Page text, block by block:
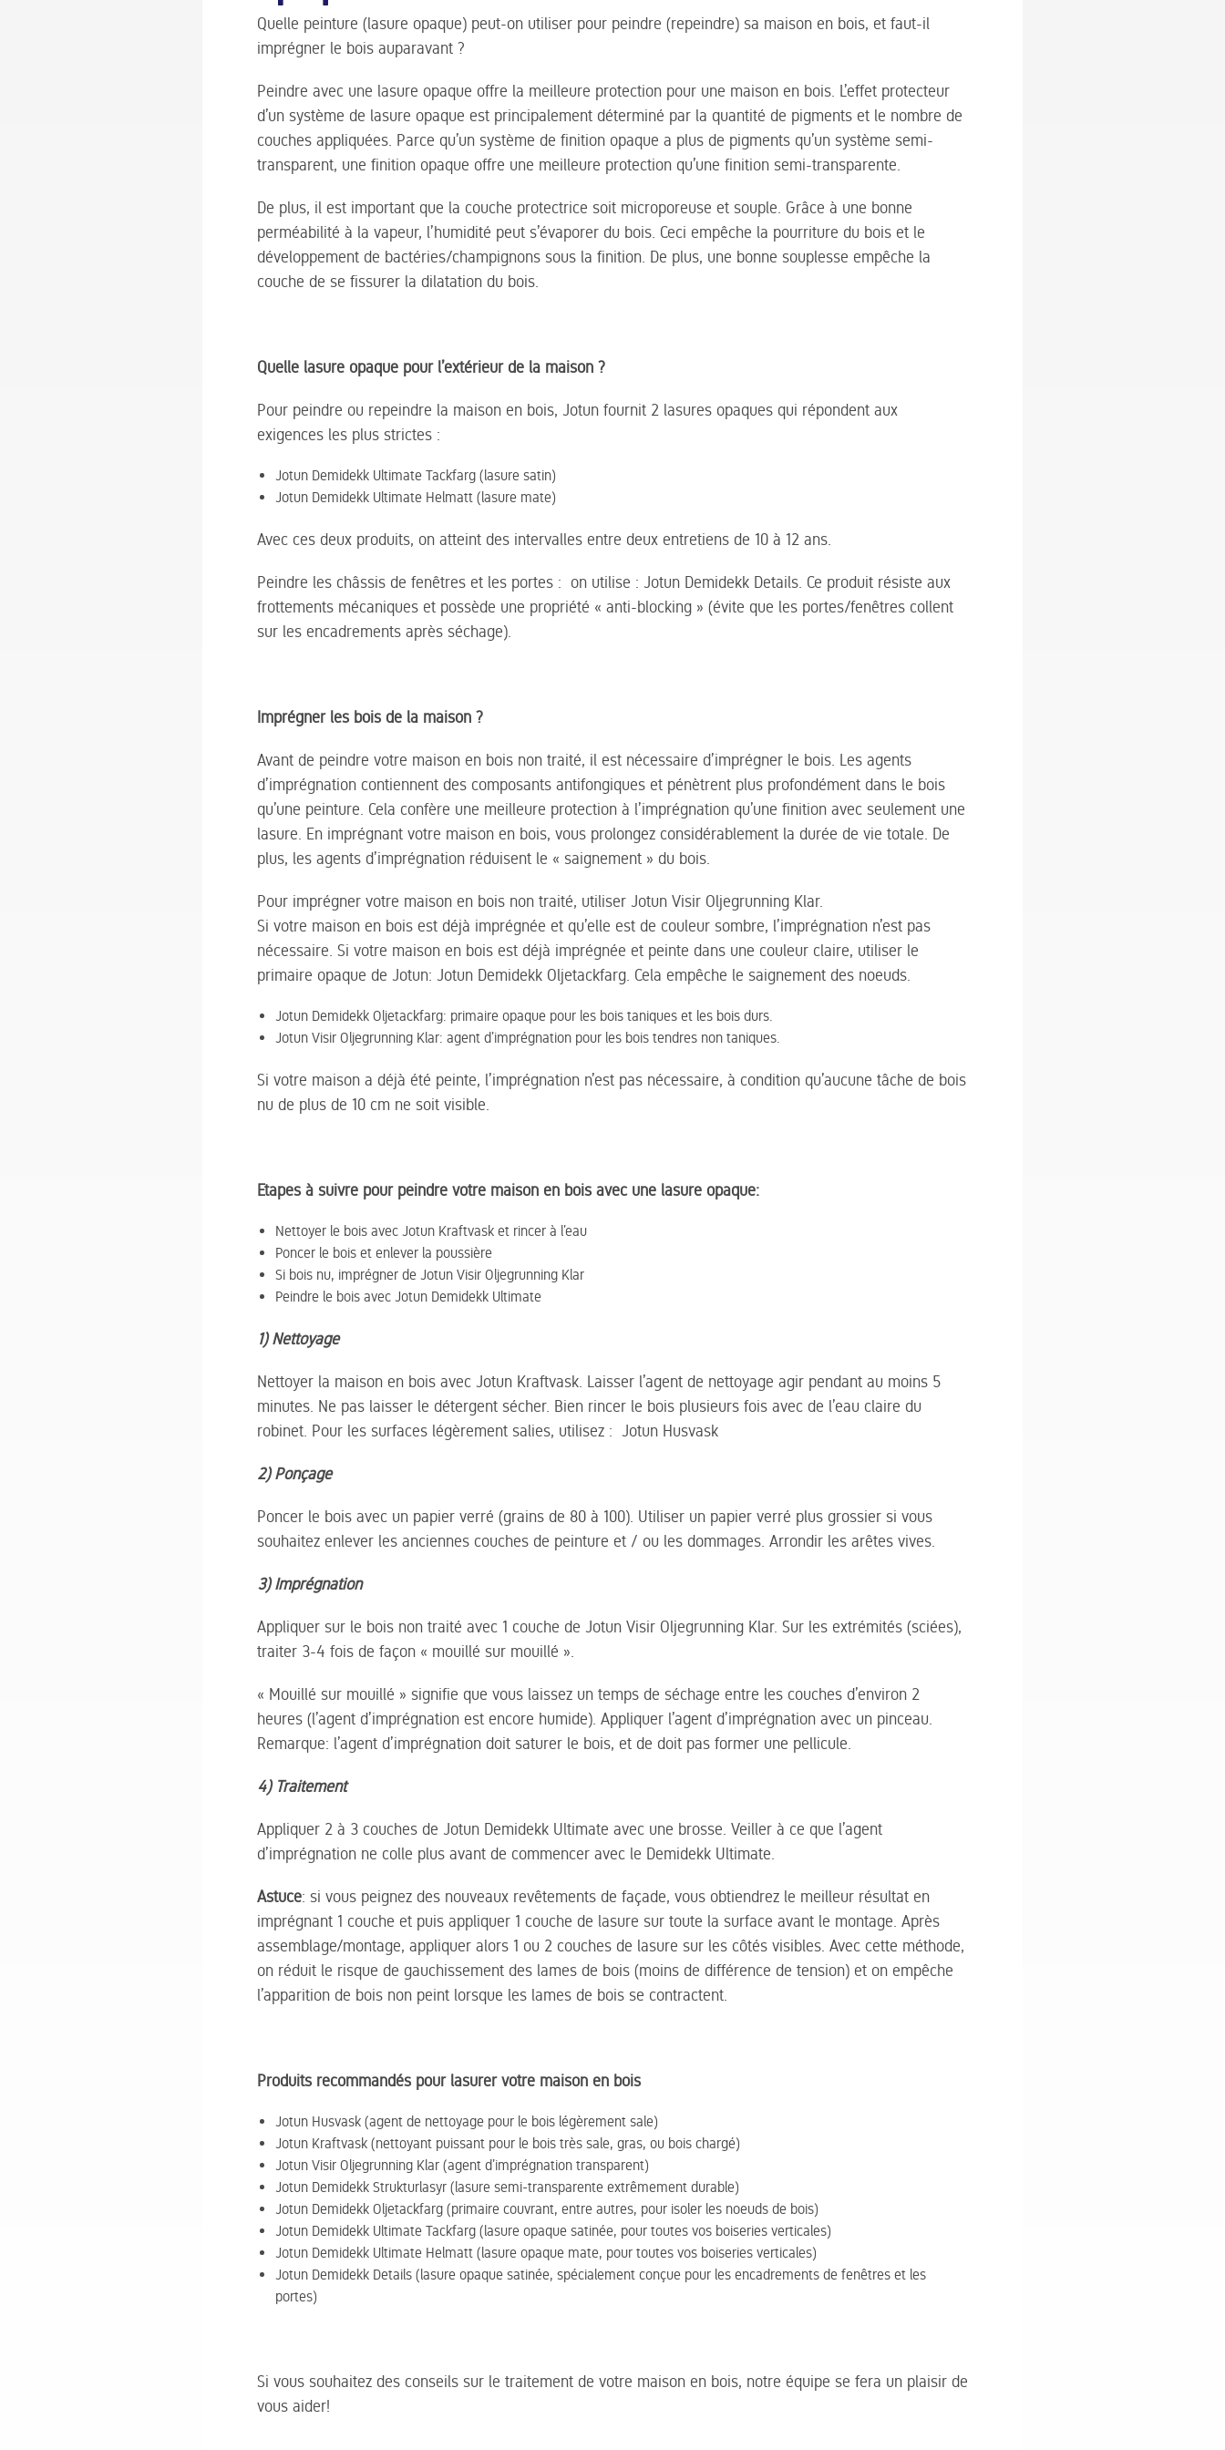
Quelle peinture (lasure opaque) peut-on utiliser pour peindre (repeindre) sa maison en bois, et faut-il
imprégner le bois auparavant ?
Peindre avec une lasure opaque offre la meilleure protection pour une maison en bois. L’effet protecteur
d’un système de lasure opaque est principalement déterminé par la quantité de pigments et le nombre de
couches appliquées. Parce qu’un système de finition opaque a plus de pigments qu’un système semi-
transparent, une finition opaque offre une meilleure protection qu’une finition semi-transparente.
De plus, il est important que la couche protectrice soit microporeuse et souple. Grâce à une bonne
perméabilité à la vapeur, l’humidité peut s’évaporer du bois. Ceci empêche la pourriture du bois et le
développement de bactéries/champignons sous la finition. De plus, une bonne souplesse empêche la
couche de se fissurer la dilatation du bois.
Quelle lasure opaque pour l’extérieur de la maison ?
Pour peindre ou repeindre la maison en bois, Jotun fournit 2 lasures opaques qui répondent aux
exigences les plus strictes :
Jotun Demidekk Ultimate Tackfarg (lasure satin)
Jotun Demidekk Ultimate Helmatt (lasure mate)
Avec ces deux produits, on atteint des intervalles entre deux entretiens de 10 à 12 ans.
Peindre les châssis de fenêtres et les portes : on utilise : Jotun Demidekk Details. Ce produit résiste aux
frottements mécaniques et possède une propriété « anti-blocking » (évite que les portes/fenêtres collent
sur les encadrements après séchage).
Imprégner les bois de la maison ?
Avant de peindre votre maison en bois non traité, il est nécessaire d’imprégner le bois. Les agents
d’imprégnation contiennent des composants antifongiques et pénètrent plus profondément dans le bois
qu’une peinture. Cela confère une meilleure protection à l’imprégnation qu’une finition avec seulement une
lasure. En imprégnant votre maison en bois, vous prolongez considérablement la durée de vie totale. De
plus, les agents d’imprégnation réduisent le « saignement » du bois.
Pour imprégner votre maison en bois non traité, utiliser Jotun Visir Oljegrunning Klar.
Si votre maison en bois est déjà imprégnée et qu’elle est de couleur sombre, l’imprégnation n’est pas
nécessaire. Si votre maison en bois est déjà imprégnée et peinte dans une couleur claire, utiliser le
primaire opaque de Jotun: Jotun Demidekk Oljetackfarg. Cela empêche le saignement des noeuds.
Jotun Demidekk Oljetackfarg: primaire opaque pour les bois taniques et les bois durs.
Jotun Visir Oljegrunning Klar: agent d’imprégnation pour les bois tendres non taniques.
Si votre maison a déjà été peinte, l’imprégnation n’est pas nécessaire, à condition qu’aucune tâche de bois
nu de plus de 10 cm ne soit visible.
Etapes à suivre pour peindre votre maison en bois avec une lasure opaque:
Nettoyer le bois avec Jotun Kraftvask et rincer à l’eau
Poncer le bois et enlever la poussière
Si bois nu, imprégner de Jotun Visir Oljegrunning Klar
Peindre le bois avec Jotun Demidekk Ultimate
1) Nettoyage
Nettoyer la maison en bois avec Jotun Kraftvask. Laisser l’agent de nettoyage agir pendant au moins 5
minutes. Ne pas laisser le détergent sécher. Bien rincer le bois plusieurs fois avec de l’eau claire du
robinet. Pour les surfaces légèrement salies, utilisez : Jotun Husvask
2) Ponçage
Poncer le bois avec un papier verré (grains de 80 à 100). Utiliser un papier verré plus grossier si vous
souhaitez enlever les anciennes couches de peinture et / ou les dommages. Arrondir les arêtes vives.
3) Imprégnation
Appliquer sur le bois non traité avec 1 couche de Jotun Visir Oljegrunning Klar. Sur les extrémités (sciées),
traiter 3-4 fois de façon « mouillé sur mouillé ».
« Mouillé sur mouillé » signifie que vous laissez un temps de séchage entre les couches d’environ 2
heures (l’agent d’imprégnation est encore humide). Appliquer l’agent d’imprégnation avec un pinceau.
Remarque: l’agent d’imprégnation doit saturer le bois, et de doit pas former une pellicule.
4) Traitement
Appliquer 2 à 3 couches de Jotun Demidekk Ultimate avec une brosse. Veiller à ce que l’agent
d’imprégnation ne colle plus avant de commencer avec le Demidekk Ultimate.
Astuce: si vous peignez des nouveaux revêtements de façade, vous obtiendrez le meilleur résultat en
imprégnant 1 couche et puis appliquer 1 couche de lasure sur toute la surface avant le montage. Après
assemblage/montage, appliquer alors 1 ou 2 couches de lasure sur les côtés visibles. Avec cette méthode,
on réduit le risque de gauchissement des lames de bois (moins de différence de tension) et on empêche
l’apparition de bois non peint lorsque les lames de bois se contractent.
Produits recommandés pour lasurer votre maison en bois
Jotun Husvask (agent de nettoyage pour le bois légèrement sale)
Jotun Kraftvask (nettoyant puissant pour le bois très sale, gras, ou bois chargé)
Jotun Visir Oljegrunning Klar (agent d’imprégnation transparent)
Jotun Demidekk Strukturlasyr (lasure semi-transparente extrêmement durable)
Jotun Demidekk Oljetackfarg (primaire couvrant, entre autres, pour isoler les noeuds de bois)
Jotun Demidekk Ultimate Tackfarg (lasure opaque satinée, pour toutes vos boiseries verticales)
Jotun Demidekk Ultimate Helmatt (lasure opaque mate, pour toutes vos boiseries verticales)
Jotun Demidekk Details (lasure opaque satinée, spécialement conçue pour les encadrements de fenêtres et les
portes)
Si vous souhaitez des conseils sur le traitement de votre maison en bois, notre équipe se fera un plaisir de
vous aider!